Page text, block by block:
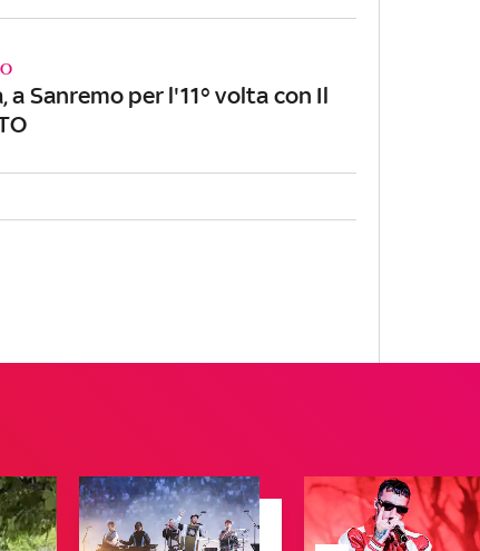
a Sanremo per l'11° volta con Il